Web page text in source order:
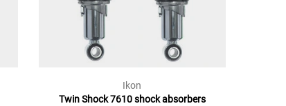
Ikon
Twin Shock 7610 shock absorbers